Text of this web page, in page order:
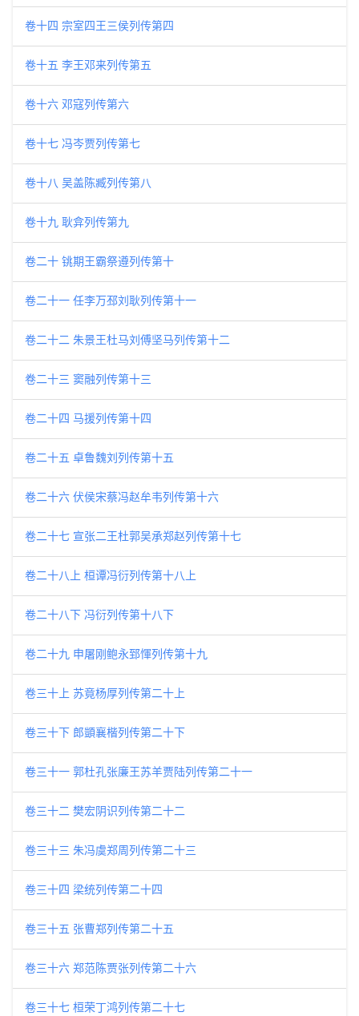
卷十四 宗室四王三侯列传第四
卷十五 李王邓来列传第五
卷十六 邓寇列传第六
卷十七 冯岑贾列传第七
卷十八 吴盖陈臧列传第八
卷十九 耿弇列传第九
卷二十 铫期王霸祭遵列传第十
卷二十一 任李万邳刘耿列传第十一
卷二十二 朱景王杜马刘傅坚马列传第十二
卷二十三 窦融列传第十三
卷二十四 马援列传第十四
卷二十五 卓鲁魏刘列传第十五
卷二十六 伏侯宋蔡冯赵牟韦列传第十六
卷二十七 宣张二王杜郭吴承郑赵列传第十七
卷二十八上 桓谭冯衍列传第十八上
卷二十八下 冯衍列传第十八下
卷二十九 申屠刚鲍永郅惲列传第十九
卷三十上 苏竟杨厚列传第二十上
卷三十下 郎顗襄楷列传第二十下
卷三十一 郭杜孔张廉王苏羊贾陆列传第二十一
卷三十二 樊宏阴识列传第二十二
卷三十三 朱冯虞郑周列传第二十三
卷三十四 梁统列传第二十四
卷三十五 张曹郑列传第二十五
卷三十六 郑范陈贾张列传第二十六
卷三十七 桓荣丁鸿列传第二十七